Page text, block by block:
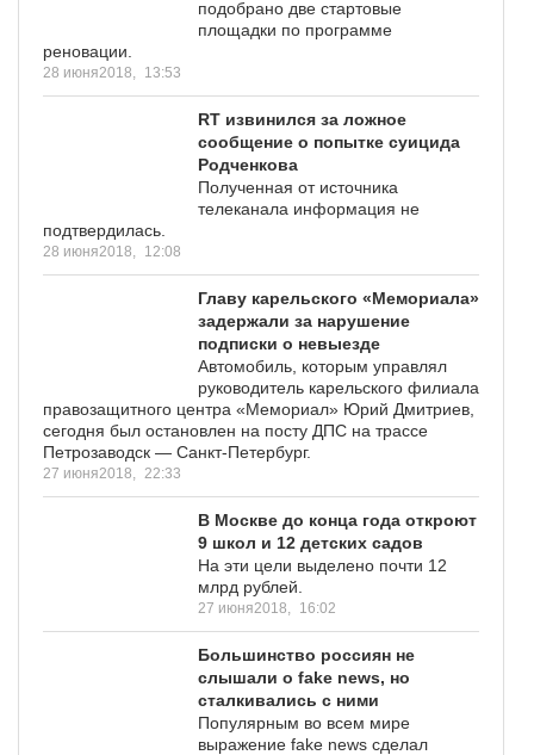
подобрано две стартовые
площадки по программе
реновации.
28 июня2018, 13:53
RT извинился за ложное
сообщение о попытке суицида
Родченкова
Полученная от источника
телеканала информация не
подтвердилась.
28 июня2018, 12:08
Главу карельского «Мемориала»
задержали за нарушение
подписки о невыезде
Автомобиль, которым управлял
руководитель карельского филиала
правозащитного центра «Мемориал» Юрий Дмитриев,
сегодня был остановлен на посту ДПС на трассе
Петрозаводск — Санкт-Петербург.
27 июня2018, 22:33
В Москве до конца года откроют
9 школ и 12 детских садов
На эти цели выделено почти 12
млрд рублей.
27 июня2018, 16:02
Большинство россиян не
слышали о fake news, но
сталкивались с ними
Популярным во всем мире
выражение fake news сделал